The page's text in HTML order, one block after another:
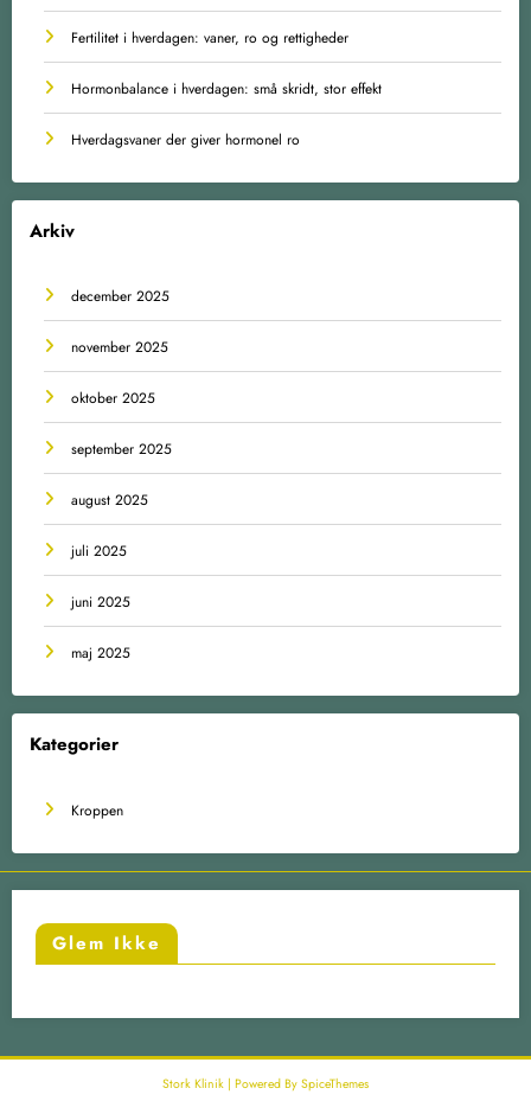
Fertilitet i hverdagen: vaner, ro og rettigheder
Hormonbalance i hverdagen: små skridt, stor effekt
Hverdagsvaner der giver hormonel ro
Arkiv
december 2025
november 2025
oktober 2025
september 2025
august 2025
juli 2025
juni 2025
maj 2025
Kategorier
Kroppen
Glem Ikke
Stork Klinik | Powered By SpiceThemes